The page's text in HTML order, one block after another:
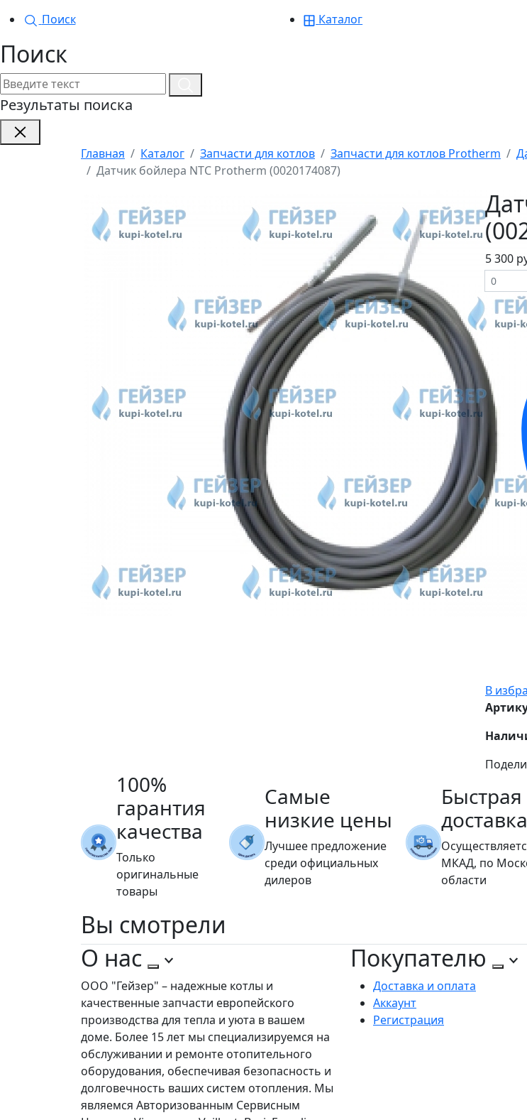
Поиск
Каталог
Поиск
Результаты поиска
Главная Каталог Запчасти для котлов Запчасти для котлов Protherm
Датчик бойлера NTC Protherm (0020174087)
5 300
В
100%
гарантия
качества
Только
оригинальные
товары
Самые
низкие цены
Лучшее предложение
среди официальных
дилеров
Быстрая
доставка
МКАД, по
области
Вы смотрели
О нас
ООО "Гейзер" – надежные котлы и
качественные запчасти европейского
производства для тепла и уюта в вашем
доме. Более 15 лет мы специализируемся на
обслуживании и ремонте отопительного
оборудования, обеспечивая безопасность и
долговечность ваших систем отопления. Мы
являемся Авторизованным Сервисным
Покупателю
Доставка и оплата
Аккаунт
Регистрация